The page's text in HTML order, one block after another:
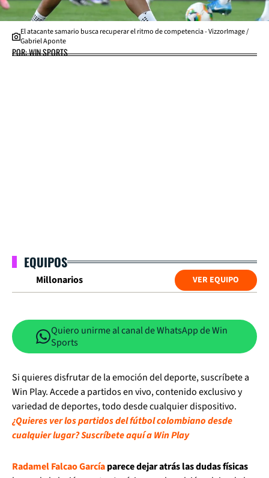
El atacante samario busca recuperar el ritmo de competencia - VizzorImage /
Gabriel Aponte
POR: WIN SPORTS
EQUIPOS
Millonarios VER EQUIPO
Quiero unirme al canal de WhatsApp de Win
Sports
Si quieres disfrutar de la emoción del deporte, suscríbete a
Win Play. Accede a partidos en vivo, contenido exclusivo y
variedad de deportes, todo desde cualquier dispositivo.
¿Quieres ver los partidos del fútbol colombiano desde
cualquier lugar? Suscríbete aquí a Win Play
Radamel Falcao Garcíaparece dejar atrás las dudas físicas